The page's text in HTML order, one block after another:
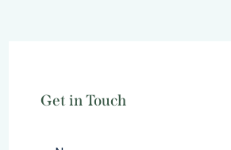
Get in Touch